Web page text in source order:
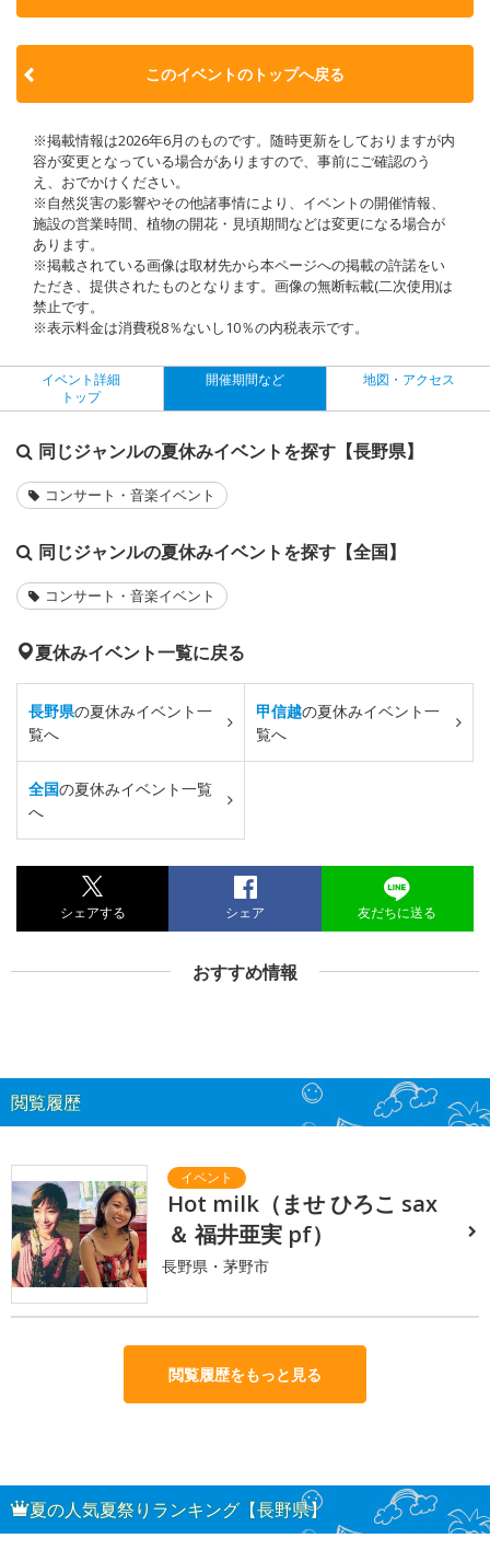
このイベントのトップへ戻る
※掲載情報は2026年6月のものです。随時更新をしておりますが内
容が変更となっている場合がありますので、事前にご確認のう
え、おでかけください。
※自然災害の影響やその他諸事情により、イベントの開催情報、
施設の営業時間、植物の開花・見頃期間などは変更になる場合が
あります。
※掲載されている画像は取材先から本ページへの掲載の許諾をい
ただき、提供されたものとなります。画像の無断転載(二次使用)は
禁止です。
※表示料金は消費税8％ないし10％の内税表示です。
イベント詳細
トップ
開催期間など 地図・アクセス
同じジャンルの夏休みイベントを探す【長野県】
コンサート・音楽イベント
同じジャンルの夏休みイベントを探す【全国】
コンサート・音楽イベント
夏休みイベント一覧に戻る
長野県の夏休みイベント一
覧へ
甲信越の夏休みイベント一
覧へ
全国の夏休みイベント一覧
へ
シェアする シェア 友だちに送る
おすすめ情報
閲覧履歴
Hot milk（ませ ひろこ sax
＆ 福井亜実 pf）
長野県・茅野市
閲覧履歴をもっと見る
夏の人気夏祭りランキング【長野県】